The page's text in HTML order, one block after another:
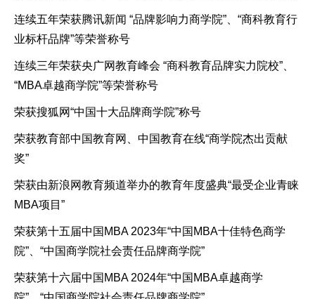
连续五年荣获腾讯新闻 “品牌影响力商学院”、“商科教育行
业标杆品牌”等荣誉称号
连续三年荣获央广网教育峰会 “商科教育品牌实力院校”、
“MBA卓越商学院”等荣誉称号
荣获搜狐网“中国十大品牌商学院”称号
荣获教育部中国教育网、中国教育在线“商学院杰出贡献
奖”
荣获由新浪网教育频道举办的教育年度盛典“最受企业青睐
MBA项目”
荣获第十五届中国MBA 2023年“中国MBA十佳特色商学
院”、“中国商学院社会责任品牌商学院”
荣获第十六届中国MBA 2024年“中国MBA卓越商学